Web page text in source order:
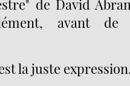
de David
avant de
la juste